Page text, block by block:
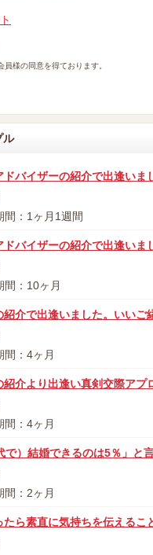
様の同意を得ております。
ル
バイザーの紹介で出逢いま
間：1ヶ月1週間
バイザーの紹介で出逢いま
間：10ヶ月
介で出逢いました。いいご
間：4ヶ月
介より出逢い真剣交際アプ
間：4ヶ月
）結婚できるのは5％」と
間：2ヶ月
たら素直に気持ちを伝えるこ